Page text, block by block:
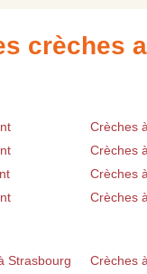
crèches
Crèches
Crèches
Crèches
Crèches
Strasbourg Crèches